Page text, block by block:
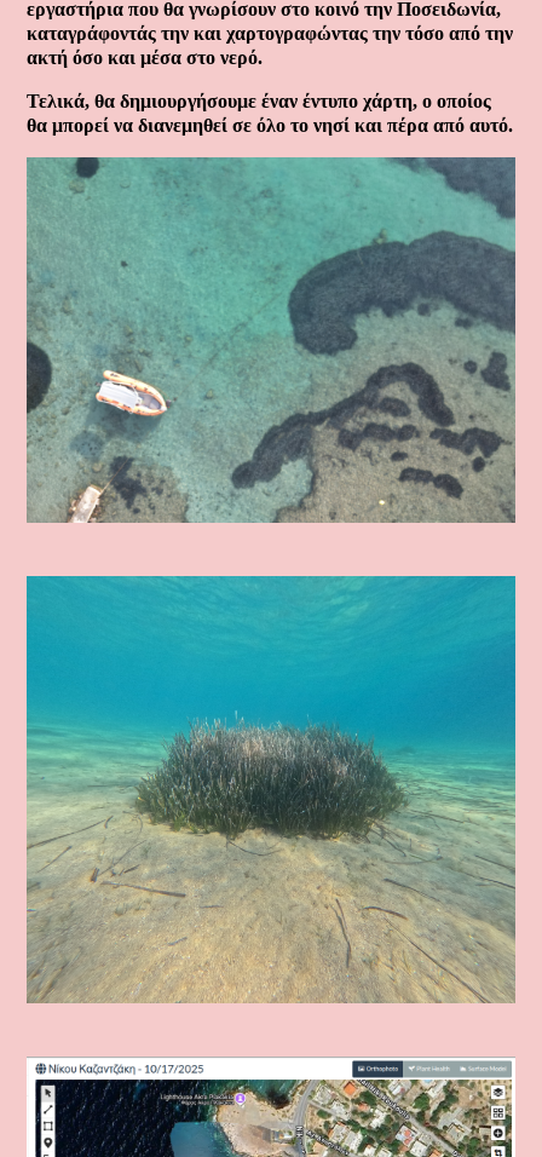
εργαστήρια που θα γνωρίσουν στο κοινό την Ποσειδωνία,
καταγράφοντάς την και χαρτογραφώντας την τόσο από την
ακτή όσο και μέσα στο νερό.
Τελικά, θα δημιουργήσουμε έναν έντυπο χάρτη, ο οποίος
θα μπορεί να διανεμηθεί σε όλο το νησί και πέρα από αυτό.